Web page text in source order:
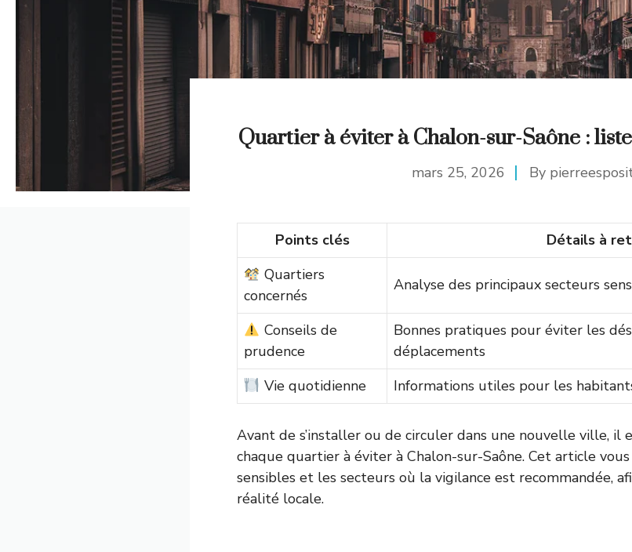
Quartier à éviter à Chalon-sur-Saône :
mars 25, 2026 By
Points clés
Détails à
Quartiers
concernés
Analyse des principaux secteurs
Conseils de
prudence
Bonnes pratiques pour éviter les
déplacements
Vie quotidienne
Informations utiles pour les
Avant de s’installer ou de circuler dans une nouvelle ville, il
chaque quartier à éviter à Chalon-sur-Saône. Cet article
sensibles et les secteurs où la vigilance est recommandée,
réalité locale.